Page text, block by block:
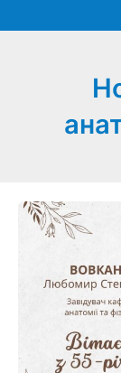
Вітання
з
річчям
Вовканича
Любомира